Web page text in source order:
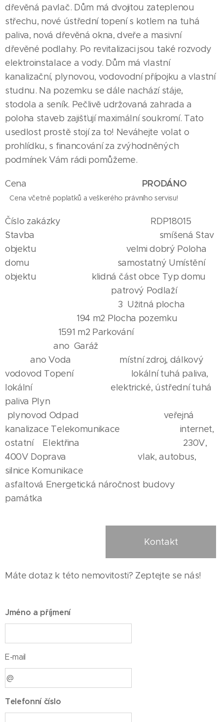
dřevěná pavlač. Dům má dvojitou zateplenou
střechu, nové ústřední topení s kotlem na tuhá
paliva, nová dřevěná okna, dveře a masivní
dřevěné podlahy. Po revitalizaci jsou také rozvody
elektroinstalace a vody. Dům má vlastní
kanalizační, plynovou, vodovodní přípojku a vlastní
studnu. Na pozemku se dále nachází stáje,
stodola a seník. Pečlivě udržovaná zahrada a
poloha staveb zajišťují maximální soukromí. Tato
usedlost prostě stojí za to! Neváhejte volat o
prohlídku, s financování za zvýhodněných
podmínek Vám rádi pomůžeme.
Cena PRODÁNO
Cena včetně poplatků a veškerého právního servisu!
Číslo zakázky RDP18015
Stavba smíšená Stav
objektu velmi dobrý Poloha
domu samostatný Umístění
objektu klidná část obce Typ domu
patrový Podlaží
3 Užitná plocha
194 m2 Plocha pozemku
1591 m2 Parkování
ano Garáž
ano Voda místní zdroj, dálkový
vodovod Topení lokální tuhá paliva,
lokální elektrické, ústřední tuhá
paliva Plyn
plynovod Odpad veřejná
kanalizace Telekomunikace internet,
ostatní Elektřina 230V,
400V Doprava vlak, autobus,
silnice Komunikace
asfaltová Energetická náročnost budovy
památka
Kontakt
Máte dotaz k této nemovitosti? Zeptejte se nás!
Jméno a příjmení
E-mail
Telefonní číslo